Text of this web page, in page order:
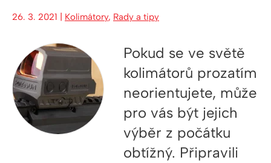
26. 3. 2021 | Kolimátory, Rady a tipy
Pokud se ve světě
kolimátorů prozatím
neorientujete, může
pro vás být jejich
výběr z počátku
obtížný. Připravili